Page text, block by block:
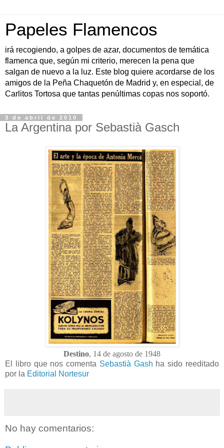
Papeles Flamencos
irá recogiendo, a golpes de azar, documentos de temática
flamenca que, según mi criterio, merecen la pena que
salgan de nuevo a la luz. Este blog quiere acordarse de los
amigos de la Peña Chaquetón de Madrid y, en especial, de
Carlitos Tortosa que tantas penúltimas copas nos soportó.
3 de abril de 2010
La Argentina por Sebastià Gasch
Destino, 14 de agosto de 1948
El libro que nos comenta Sebastià Gash ha sido reeditado
por la Editorial Nortesur
No hay comentarios: